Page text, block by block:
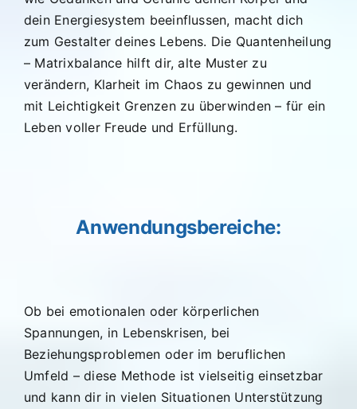
dein Energiesystem beeinflussen, macht dich
zum Gestalter deines Lebens. Die Quantenheilung
– Matrixbalance hilft dir, alte Muster zu
verändern, Klarheit im Chaos zu gewinnen und
mit Leichtigkeit Grenzen zu überwinden – für ein
Leben voller Freude und Erfüllung.
Anwendungsbereiche:
Ob bei emotionalen oder körperlichen
Spannungen, in Lebenskrisen, bei
Beziehungsproblemen oder im beruflichen
Umfeld – diese Methode ist vielseitig einsetzbar
und kann dir in vielen Situationen Unterstützung